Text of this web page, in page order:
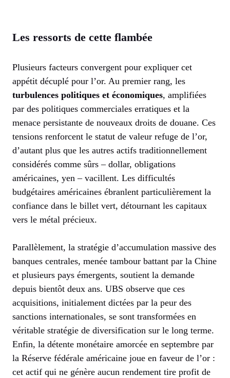
Les ressorts de cette flambée
Plusieurs facteurs convergent pour expliquer cet
appétit décuplé pour l’or. Au premier rang, les
turbulences politiques et économiques, amplifiées
par des politiques commerciales erratiques et la
menace persistante de nouveaux droits de douane. Ces
tensions renforcent le statut de valeur refuge de l’or,
d’autant plus que les autres actifs traditionnellement
considérés comme sûrs – dollar, obligations
américaines, yen – vacillent. Les difficultés
budgétaires américaines ébranlent particulièrement la
confiance dans le billet vert, détournant les capitaux
vers le métal précieux.
Parallèlement, la stratégie d’accumulation massive des
banques centrales, menée tambour battant par la Chine
et plusieurs pays émergents, soutient la demande
depuis bientôt deux ans. UBS observe que ces
acquisitions, initialement dictées par la peur des
sanctions internationales, se sont transformées en
véritable stratégie de diversification sur le long terme.
Enfin, la détente monétaire amorcée en septembre par
la Réserve fédérale américaine joue en faveur de l’or :
cet actif qui ne génère aucun rendement tire profit de